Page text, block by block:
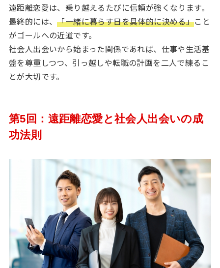
遠距離恋愛は、乗り越えるたびに信頼が強くなります。
最終的には、「一緒に暮らす日を具体的に決める」こと
がゴールへの近道です。
社会人出会いから始まった関係であれば、仕事や生活基
盤を尊重しつつ、引っ越しや転職の計画を二人で練るこ
とが大切です。
第5回：遠距離恋愛と社会人出会いの成
功法則